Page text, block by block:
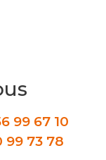
99 67 10
99 73 78